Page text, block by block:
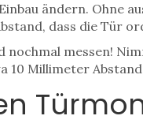
ändern. Ohne
dass die Tür
nochmal messen!
Millimeter